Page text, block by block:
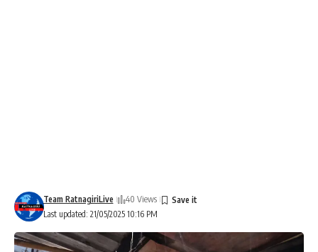
Last updated: 21/05/2025 10:16 PM
Team RatnagiriLive 40 Views